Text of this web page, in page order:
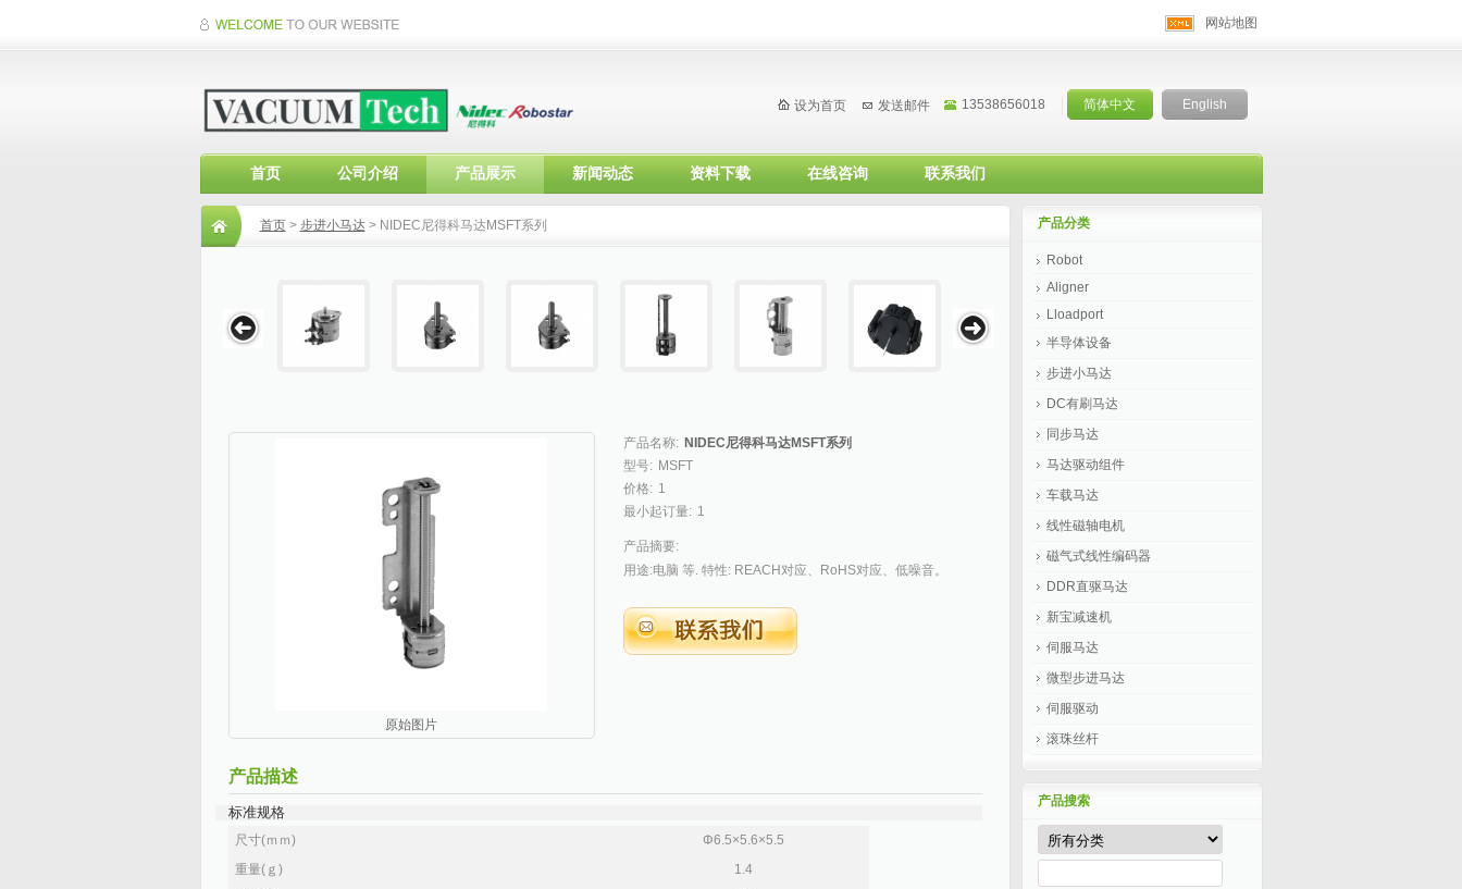
网站地图
简体中文 English
设为首页 发送邮件 13538656018
首页 公司介绍 产品展示 新闻动态 资料下载 在线咨询 联系我们
首页> 步进小马达> NIDEC尼得科马达MSFT系列
原始图片
产品名称: NIDEC尼得科马达MSFT系列
型号: MSFT
价格: 1
最小起订量: 1
产品摘要:
用途:电脑 等. 特性: REACH对应、RoHS对应、低噪音。
产品描述
标准规格
尺寸(ｍｍ)
Φ6.5×5.6×5.5
重量(ｇ)
1.4
产品分类
Robot
Aligner
Lloadport
半导体设备
步进小马达
DC有刷马达
同步马达
马达驱动组件
车载马达
线性磁轴电机
磁气式线性编码器
DDR直驱马达
新宝减速机
伺服马达
微型步进马达
伺服驱动
滚珠丝杆
产品搜索